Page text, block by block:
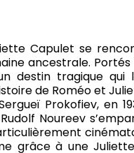
Capulet se
ancestrale.
destin tragique qui
de Roméo et
Prokofiev, en
Rudolf Noureev
grâce à une